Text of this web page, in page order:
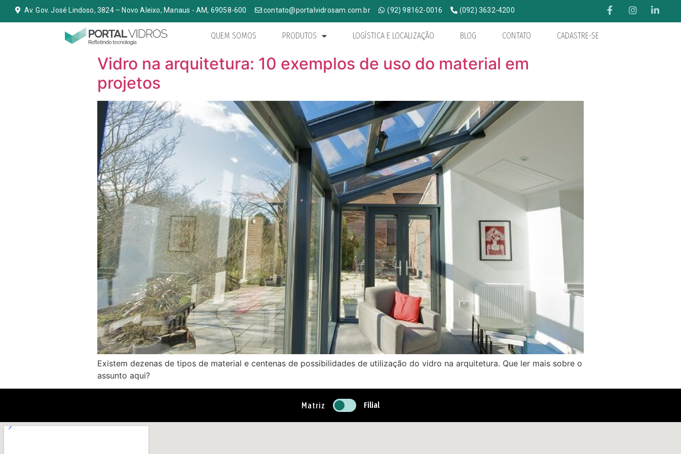
Av. Gov. José Lindoso, 3824 – Novo Aleixo, Manaus - AM, 69058-600 contato@portalvidrosam.com.br (92) 98162-0016 (092) 3632-4200
QUEM SOMOS PRODUTOS LOGÍSTICA E LOCALIZAÇÃO BLOG CONTATO CADASTRE-SE
Vidro na arquitetura: 10 exemplos de uso do material em
projetos
Existem dezenas de tipos de material e centenas de possibilidades de utilização do vidro na arquitetura. Que ler mais sobre o
assunto aqui?
Matriz Filial